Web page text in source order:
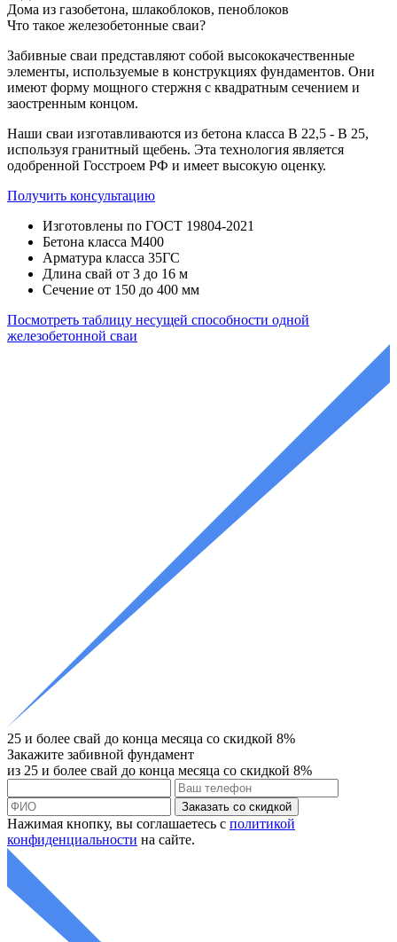
Дома из газобетона, шлакоблоков, пеноблоков
Что такое железобетонные сваи?
Забивные сваи представляют собой высококачественные
элементы, используемые в конструкциях фундаментов. Они
имеют форму мощного стержня с квадратным сечением и
заостренным концом.
Наши сваи изготавливаются из бетона класса В 22,5 - В 25,
используя гранитный щебень. Эта технология является
одобренной Госстроем РФ и имеет высокую оценку.
Получить консультацию
Изготовлены по ГОСТ 19804-2021
Бетона класса М400
Арматура класса 35ГС
Длина свай от 3 до 16 м
Сечение от 150 до 400 мм
Посмотреть таблицу несущей способности одной
железобетонной сваи
25 и более свай до конца месяца со скидкой 8%
Закажите забивной фундамент
из 25 и более свай до конца месяца со скидкой 8%
Нажимая кнопку, вы соглашаетесь с политикой
конфиденциальности на сайте.